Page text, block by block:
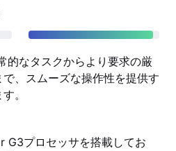
的なタスクからより要求の厳
、スムーズな操作性を提供す
。
G3プロセッサを搭載してお